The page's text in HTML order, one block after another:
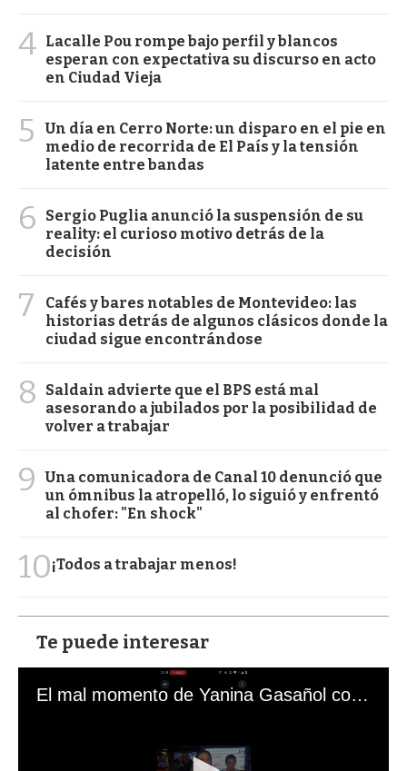
4 Lacalle Pou rompe bajo perfil y blancos
esperan con expectativa su discurso en acto
en Ciudad Vieja
5
Un día en Cerro Norte: un disparo en el pie en
medio de recorrida de El País y la tensión
latente entre bandas
6
Sergio Puglia anunció la suspensión de su
reality: el curioso motivo detrás de la
decisión
7
Cafés y bares notables de Montevideo: las
historias detrás de algunos clásicos donde la
ciudad sigue encontrándose
8
Saldain advierte que el BPS está mal
asesorando a jubilados por la posibilidad de
volver a trabajar
9
Una comunicadora de Canal 10 denunció que
un ómnibus la atropelló, lo siguió y enfrentó
al chofer: "En shock"
10¡Todos a trabajar menos!
Te puede interesar
El mal momento de Yanina Gasañol con un hincha argentino en "Subrayado"